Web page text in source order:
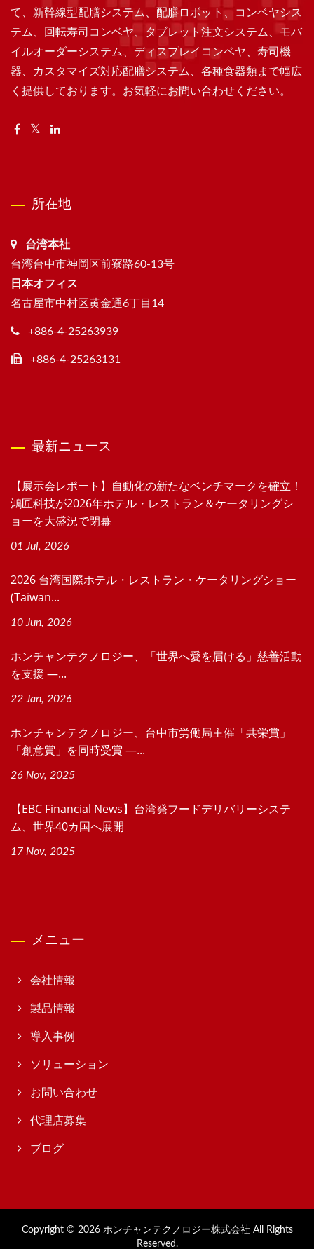
て、新幹線型配膳システム、配膳ロボット、コンベヤシス
テム、回転寿司コンベヤ、タブレット注文システム、モバ
イルオーダーシステム、ディスプレイコンベヤ、寿司機
器、カスタマイズ対応配膳システム、各種食器類まで幅広
く提供しております。お気軽にお問い合わせください。
所在地
台湾本社
台湾台中市神岡区前寮路60-13号
日本オフィス
名古屋市中村区黄金通6丁目14
+886-4-25263939
+886-4-25263131
最新ニュース
【展示会レポート】自動化の新たなベンチマークを確立！
鴻匠科技が2026年ホテル・レストラン＆ケータリングシ
ョーを大盛況で閉幕
01 Jul, 2026
2026 台湾国際ホテル・レストラン・ケータリングショー
(Taiwan...
10 Jun, 2026
ホンチャンテクノロジー、「世界へ愛を届ける」慈善活動
を支援 ―...
22 Jan, 2026
ホンチャンテクノロジー、台中市労働局主催「共栄賞」
「創意賞」を同時受賞 ―...
26 Nov, 2025
【EBC Financial News】台湾発フードデリバリーシステ
ム、世界40カ国へ展開
17 Nov, 2025
メニュー
会社情報
製品情報
導入事例
ソリューション
お問い合わせ
代理店募集
ブログ
Copyright © 2026 ホンチャンテクノロジー株式会社 All Rights
Reserved.